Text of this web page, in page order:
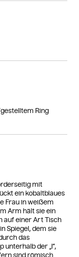
Ring
mit
ein kobaltblaues
Frau in weißem
Arm hält sie ein
auf einer Art Tisch
Spiegel, dem sie
das
der „I“,